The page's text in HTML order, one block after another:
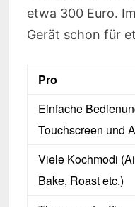
etwa 300 Euro.
Gerät schon für
Pro
Einfache
Touchscreen und
Viele Kochmodi
Bake, Roast etc.)